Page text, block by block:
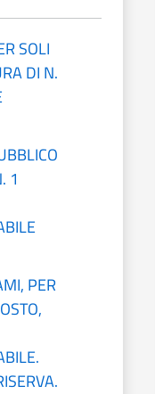
SOLI
DI N.
1
PER